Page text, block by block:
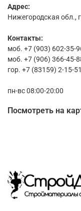
Адрес:
Нижегородская обл.,
Контакты:
моб. +7 (903) 602-35-
моб. +7 (906) 366-45-
гор. +7 (83159) 2-15-51
пн-вс 08:00-20:00
Посмотреть на